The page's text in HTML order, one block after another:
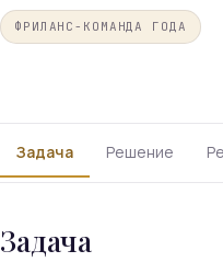
ФРИЛАНС-КОМАНДА ГОДА
Задача Решение
Задача